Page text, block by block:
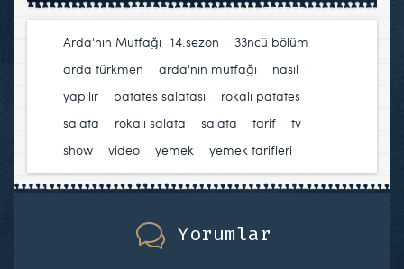
Arda'nın Mutfağı 14.sezon 33ncü bölüm
arda türkmen
arda'nın mutfağı
nasıl
yapılır
patates salatası
rokalı patates
salata
rokalı salata salata tarif
tv
show
video yemek yemek tarifleri
Yorumlar